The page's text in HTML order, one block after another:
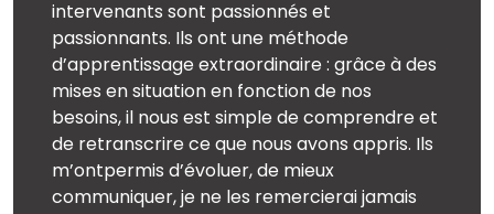
intervenants sont passionnés et
passionnants. Ils ont une méthode
d’apprentissage extraordinaire : grâce à des
mises en situation en fonction de nos
besoins, il nous est simple de comprendre et
de retranscrire ce que nous avons appris. Ils
m’ontpermis d’évoluer, de mieux
communiquer, je ne les remercierai jamais